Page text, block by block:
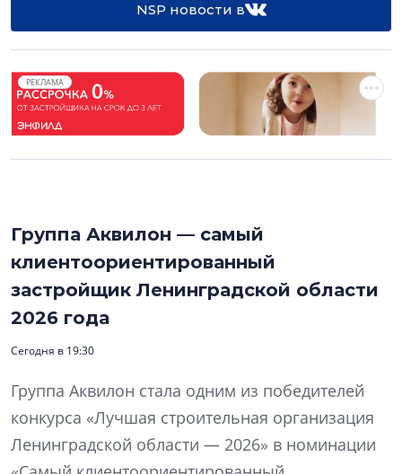
NSP новости в
РЕКЛАМА
Группа Аквилон — самый
клиентоориентированный
застройщик Ленинградской области
2026 года
Сегодня в 19:30
Группа Аквилон стала одним из победителей
конкурса «Лучшая строительная организация
Ленинградской области — 2026» в номинации